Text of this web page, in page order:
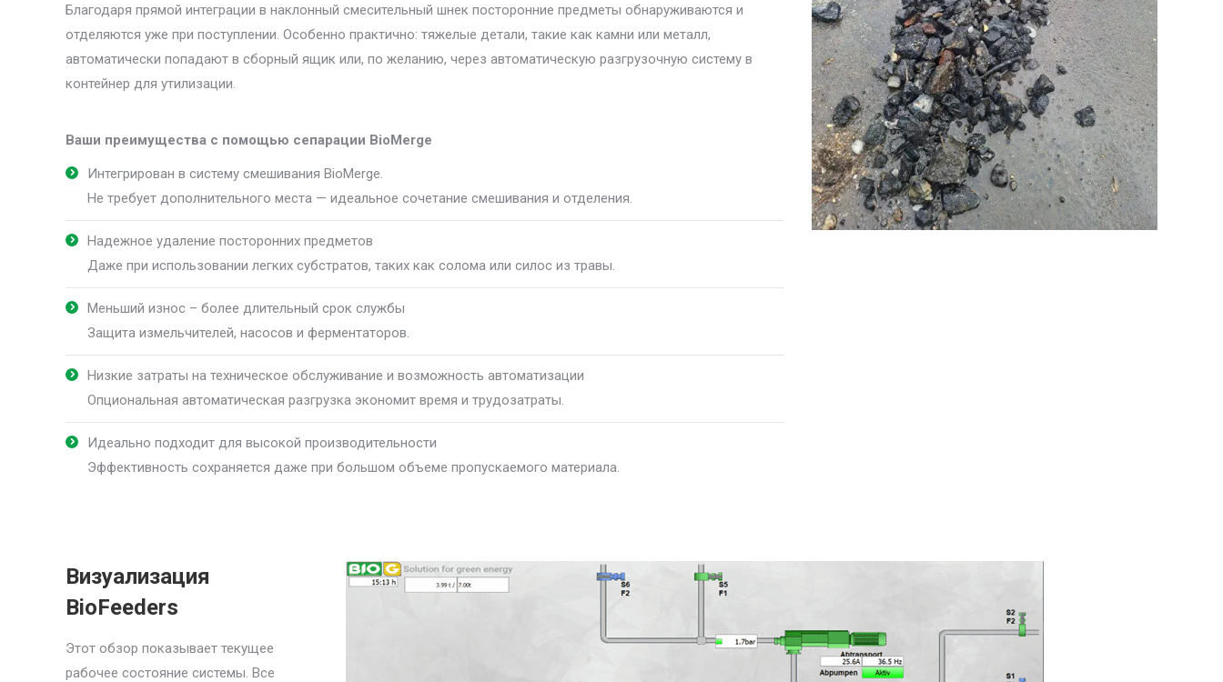
Благодаря прямой интеграции в наклонный смесительный шнек посторонние предметы обнаруживаются и
отделяются уже при поступлении. Особенно практично: тяжелые детали, такие как камни или металл,
автоматически попадают в сборный ящик или, по желанию, через автоматическую разгрузочную систему в
контейнер для утилизации.
Ваши преимущества с помощью сепарации BioMerge
Интегрирован в систему смешивания BioMerge.
Не требует дополнительного места — идеальное сочетание смешивания и отделения.
Надежное удаление посторонних предметов
Даже при использовании легких субстратов, таких как солома или силос из травы.
Меньший износ – более длительный срок службы
Защита измельчителей, насосов и ферментаторов.
Низкие затраты на техническое обслуживание и возможность автоматизации
Опциональная автоматическая разгрузка экономит время и трудозатраты.
Идеально подходит для высокой производительности
Эффективность сохраняется даже при большом объеме пропускаемого материала.
Визуализация
BioFeeders
Этот обзор показывает текущее
рабочее состояние системы. Все